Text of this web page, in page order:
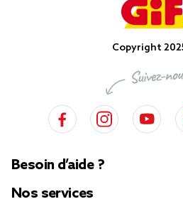
Copyright
Besoin d’aide ?
Nos services